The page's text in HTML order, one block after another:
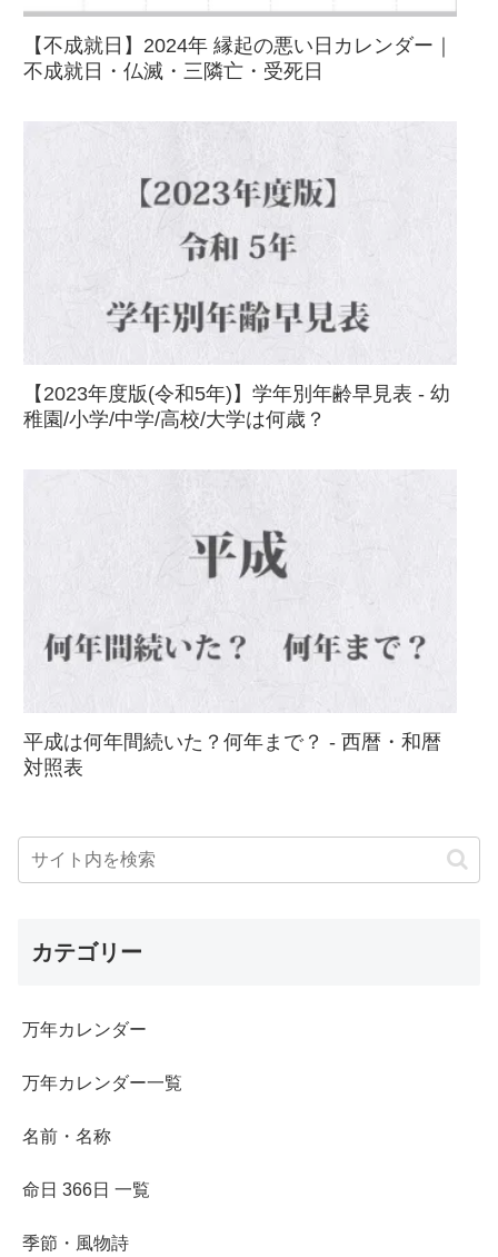
【不成就日】2024年 縁起の悪い日カレンダー｜
不成就日・仏滅・三隣亡・受死日
【2023年度版(令和5年)】学年別年齢早見表 - 幼
稚園/小学/中学/高校/大学は何歳？
平成は何年間続いた？何年まで？ - 西暦・和暦
対照表
カテゴリー
万年カレンダー
万年カレンダー一覧
名前・名称
命日 366日 一覧
季節・風物詩